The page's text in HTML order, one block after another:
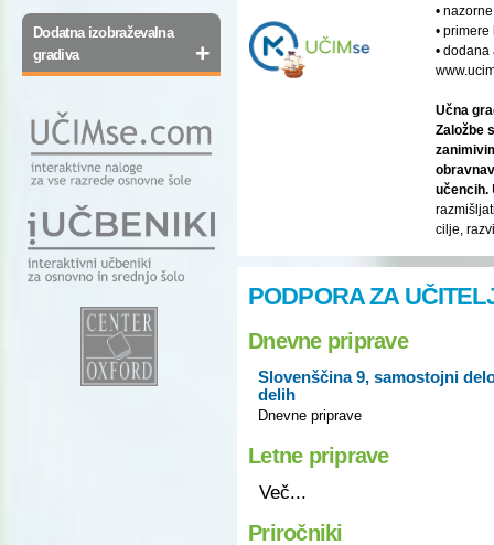
Dodatna izobraževalna
gradiva
+
•
•
•
Učna
Založbe
učencih.
cilje,
PODPORA ZA
Dnevne priprave
Slovenščina 9, samostojni
delih
Dnevne priprave
Letne priprave
Več...
Priročniki